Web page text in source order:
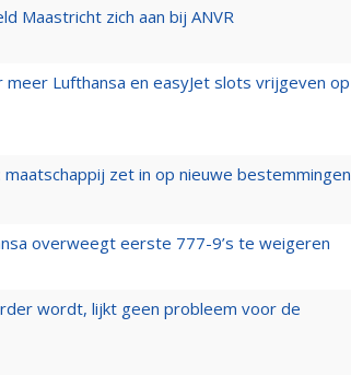
Maastricht zich aan bij ANVR
Lufthansa en easyJet slots vrijgeven op
zet in op nieuwe bestemmingen
overweegt eerste 777-9’s te weigeren
wordt, lijkt geen probleem voor de